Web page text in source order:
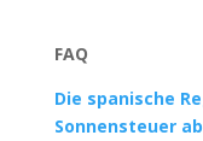
FAQ
Die spanische
Sonnensteuer